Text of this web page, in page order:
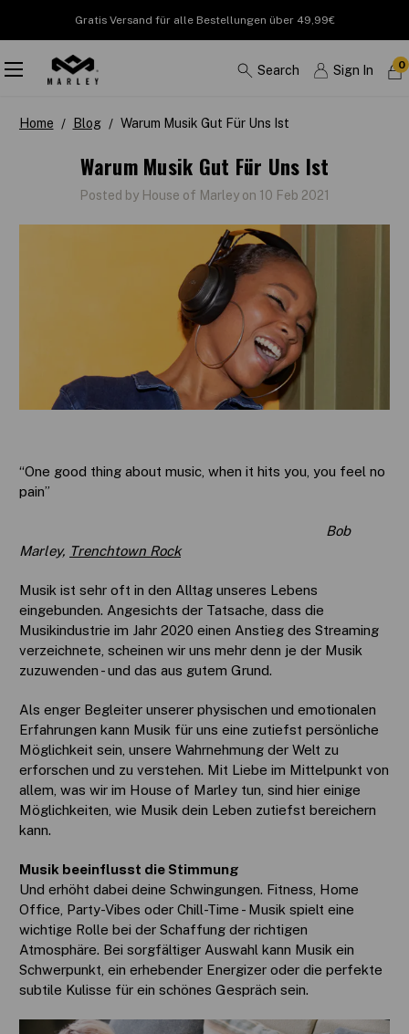
Gratis Versand für alle Bestellungen über 49,99€
Search Sign In 0
Home Blog Warum Musik Gut Für Uns Ist
Warum Musik Gut Für Uns Ist
Posted by House of Marley on 10 Feb 2021
“One good thing about music, when it hits you, you feel no
pain”
Bob
Marley, Trenchtown Rock
Musik ist sehr oft in den Alltag unseres Lebens
eingebunden. Angesichts der Tatsache, dass die
Musikindustrie im Jahr 2020 einen Anstieg des Streaming
verzeichnete, scheinen wir uns mehr denn je der Musik
zuzuwenden - und das aus gutem Grund.
Als enger Begleiter unserer physischen und emotionalen
Erfahrungen kann Musik für uns eine zutiefst persönliche
Möglichkeit sein, unsere Wahrnehmung der Welt zu
erforschen und zu verstehen. Mit Liebe im Mittelpunkt von
allem, was wir im House of Marley tun, sind hier einige
Möglichkeiten, wie Musik dein Leben zutiefst bereichern
kann.
Musik beeinflusst die Stimmung
Und erhöht dabei deine Schwingungen. Fitness, Home
Office, Party-Vibes oder Chill-Time - Musik spielt eine
wichtige Rolle bei der Schaffung der richtigen
Atmosphäre. Bei sorgfältiger Auswahl kann Musik ein
Schwerpunkt, ein erhebender Energizer oder die perfekte
subtile Kulisse für ein schönes Gespräch sein.